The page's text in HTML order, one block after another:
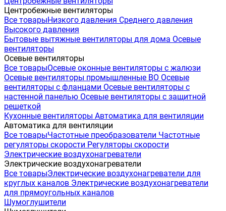
Центробежные вентиляторы
Все товарыНизкого давления Среднего давления
Высокого давления
Бытовые вытяжные вентиляторы для дома Осевые
вентиляторы
Осевые вентиляторы
Все товарыОсевые оконные вентиляторы с жалюзи
Осевые вентиляторы промышленные ВО Осевые
вентиляторы с фланцами Осевые вентиляторы с
настенной панелью Осевые вентиляторы с защитной
решеткой
Кухонные вентиляторы Автоматика для вентиляции
Автоматика для вентиляции
Все товарыЧастотные преобразователи Частотные
регуляторы скорости Регуляторы скорости
Электрические воздухонагреватели
Электрические воздухонагреватели
Все товарыЭлектрические воздухонагреватели для
круглых каналов Электрические воздухонагреватели
для прямоугольных каналов
Шумоглушители